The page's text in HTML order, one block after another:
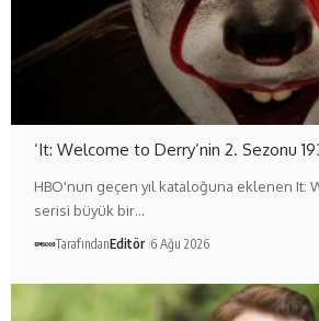
‘It: Welcome to Derry’nin 2. Sezonu
HBO'nun geçen yıl kataloğuna eklenen It:
serisi büyük bir…
TarafındanEditör 6 Ağu 2026